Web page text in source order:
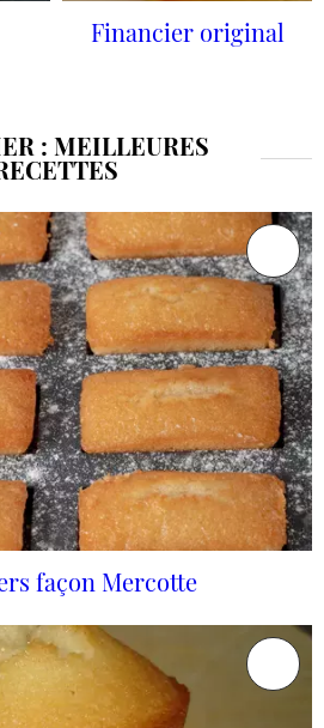
Financier original
: MEILLEURES
façon Mercotte